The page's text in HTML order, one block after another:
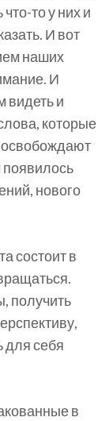
то у них и
И вот
наших
И
видеть и
которые
освобождают
появилось
нового
состоит в
получить
для себя
в